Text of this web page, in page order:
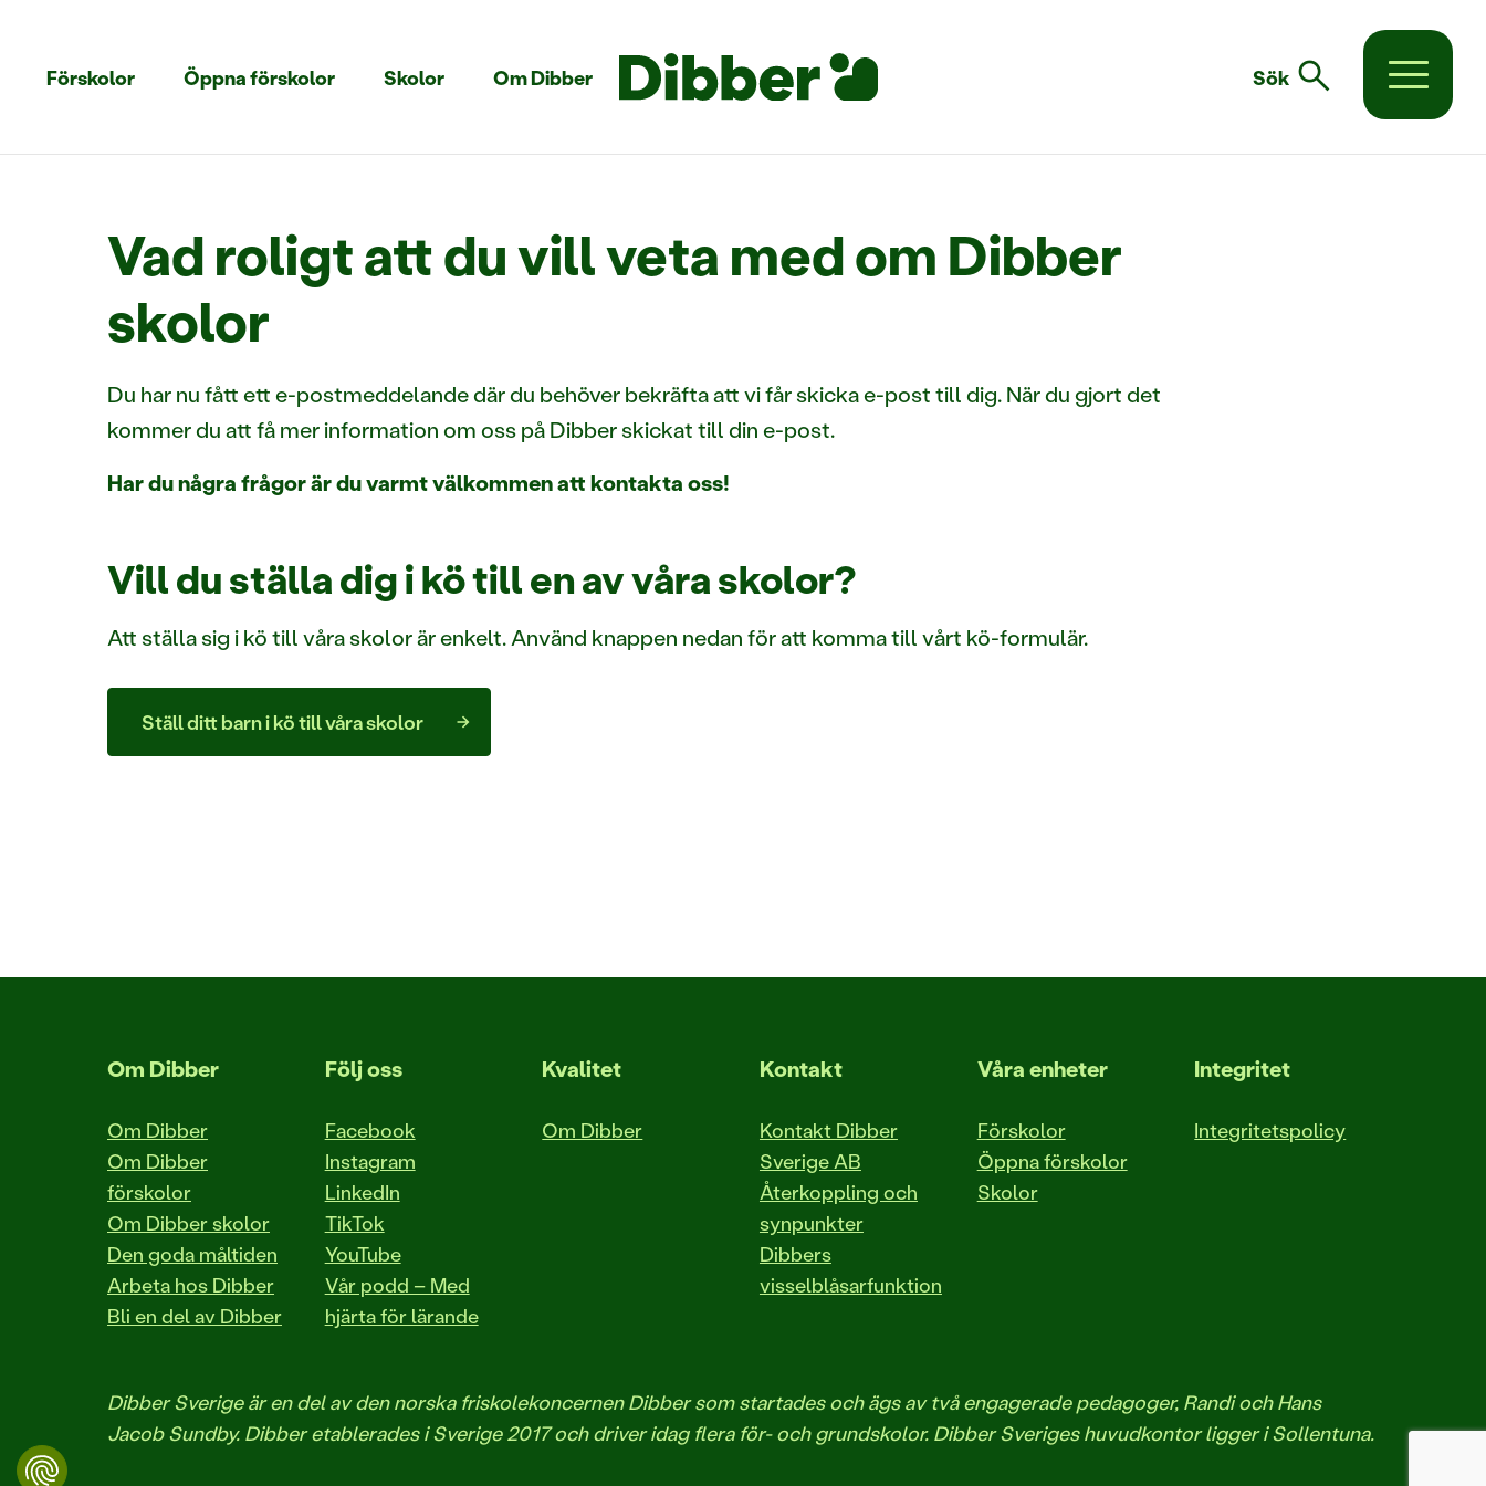
Förskolor Öppna förskolor Skolor Om Dibber Sök search
Vad roligt att du vill veta med om Dibber
skolor
Du har nu fått ett e-postmeddelande där du behöver bekräfta att vi får skicka e-post till dig. När du gjort det
kommer du att få mer information om oss på Dibber skickat till din e-post.
Har du några frågor är du varmt välkommen att kontakta oss!
Vill du ställa dig i kö till en av våra skolor?
Att ställa sig i kö till våra skolor är enkelt. Använd knappen nedan för att komma till vårt kö-formulär.
Ställ ditt barn i kö till våra skolor
Om Dibber
Om Dibber
Om Dibber
förskolor
Om Dibber skolor
Den goda måltiden
Arbeta hos Dibber
Bli en del av Dibber
Följ oss
Facebook
Instagram
LinkedIn
TikTok
YouTube
Vår podd – Med
hjärta för lärande
Kvalitet
Om Dibber
Kontakt
Kontakt Dibber
Sverige AB
Återkoppling och
synpunkter
Dibbers
visselblåsarfunktion
Våra enheter
Förskolor
Öppna förskolor
Skolor
Integritet
Integritetspolicy
Dibber Sverige är en del av den norska friskolekoncernen Dibber som startades och ägs av två engagerade pedagoger, Randi och Hans
Jacob Sundby. Dibber etablerades i Sverige 2017 och driver idag flera för- och grundskolor. Dibber Sveriges huvudkontor ligger i Sollentuna.